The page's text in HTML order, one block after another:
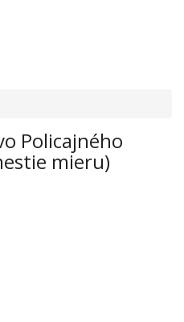
(Námestie mieru)
Policajného
mieru)